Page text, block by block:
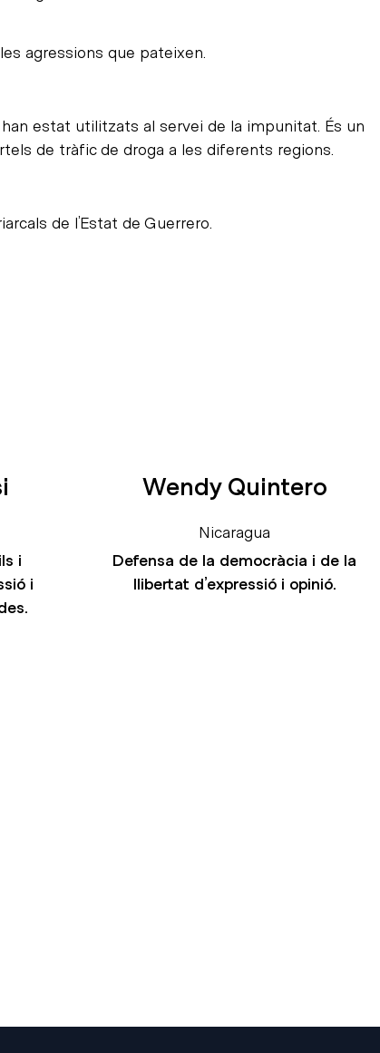
agressions que pateixen.
estat utilitzats al servei de la impunitat. És un
de tràfic de droga a les diferents regions.
de l’Estat de Guerrero.
i
i
Wendy Quintero
Nicaragua
Defensa de la democràcia i de la
llibertat d’expressió i opinió.